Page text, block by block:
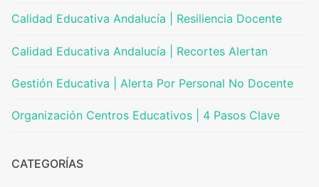
Calidad Educativa Andalucía | Resiliencia Docente
Calidad Educativa Andalucía | Recortes Alertan
Gestión Educativa | Alerta Por Personal No Docente
Organización Centros Educativos | 4 Pasos Clave
CATEGORÍAS